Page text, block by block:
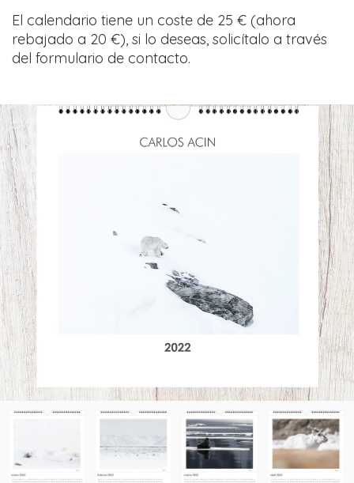
El calendario tiene un coste de 25 € (ahora
rebajado a 20 €), si lo deseas, solicítalo a través
del formulario de contacto.